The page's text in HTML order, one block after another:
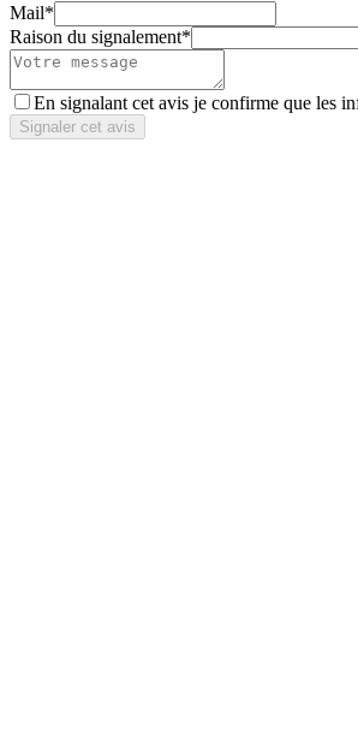
Mail*
Raison du signalement*
En signalant cet avis je confirme que les
Signaler cet avis